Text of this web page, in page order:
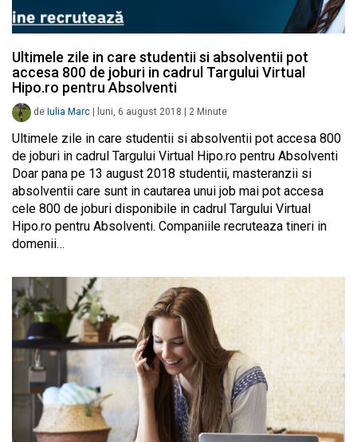
Ultimele zile in care studentii si absolventii pot
accesa 800 de joburi in cadrul Targului Virtual
Hipo.ro pentru Absolventi
de Iulia Marc luni, 6 august 2018 2 Minute
Ultimele zile in care studentii si absolventii pot accesa 800
de joburi in cadrul Targului Virtual Hipo.ro pentru Absolventi
Doar pana pe 13 august 2018 studentii, masteranzii si
absolventii care sunt in cautarea unui job mai pot accesa
cele 800 de joburi disponibile in cadrul Targului Virtual
Hipo.ro pentru Absolventi. Companiile recruteaza tineri in
domenii…